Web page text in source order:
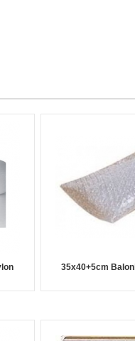
35x40+5cm